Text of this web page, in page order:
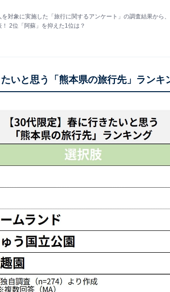
対象に実施した「旅行に関するアンケート」の調査結果から
2位「阿蘇」を抑えた1位は？
たいと思う「熊本県の旅行先」ランキ